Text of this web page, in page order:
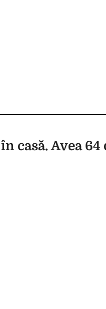
casă. Avea 64